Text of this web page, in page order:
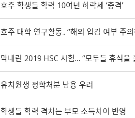
호주 학생들 학력 10여년 하락세 ‘충격’
호주 대학 연구활동.. “해외 입김 여부 주
막내린 2019 HSC 시험… “모두들 휴식을
유치원생 정학처분 남용 우려
학생들 학력 격차는 부모 소득차이 반영